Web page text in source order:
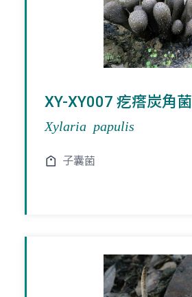
XY-XY007 疙瘩炭角菌
Xylaria papulis
子囊菌